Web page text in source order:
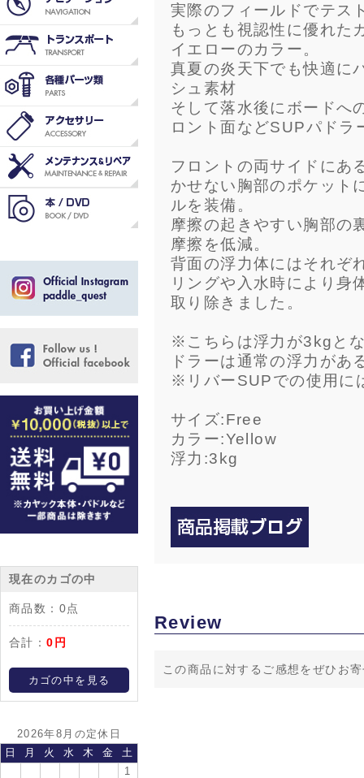
現在のカゴの中
商品数： 0点
合計：0円
カゴの中を見る
2026年8月の定休日
日
月 火 水 木 金
土
1
実際のフィールドでテス
もっとも視認性に優れた
イエローのカラー。
真夏の炎天下でも快適に
シュ素材
そして落水後にボードへ
ロント面などSUPパドラ
フロントの両サイドにあ
かせない胸部のポケット
ルを装備。
摩擦の起きやすい胸部の
摩擦を低減。
背面の浮力体にはそれぞ
リングや入水時により身
取り除きました。
※こちらは浮力が3kgと
ドラーは通常の浮力があ
※リバーSUPでの使用に
サイズ:Free
カラー:Yellow
浮力:3kg
Review
この商品に対するご感想をぜひお